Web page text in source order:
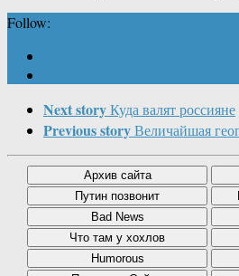
Follow:
Next storyКуда валят россияне
Previous storyВеличайшая